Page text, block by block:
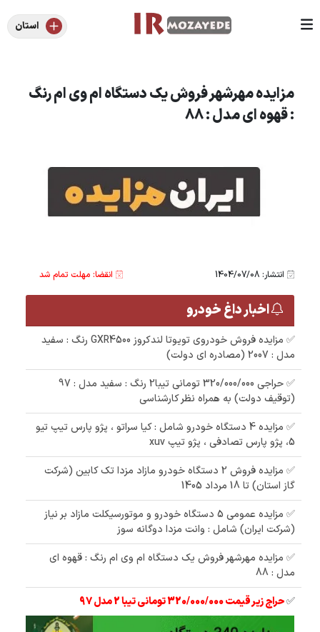
استان
مزایده مهرشهر فروش یک دستگاه ام وی ام رنگ
: قهوه ای مدل : 88
انتشار: 1404/07/08 انقضا: مهلت تمام شد
اخبار داغ خودرو
✅ مزایده فروش خودروی تویوتا لندکروز GXR4500 رنگ : سفید
مدل : 2007 (مصادره ای دولت)
✅ حراجی 320/000/000 تومانی تیبا2 رنگ : سفید مدل : 97
(توقیف دولت) به همراه نظر کارشناسی
✅ مزایده 4 دستگاه خودرو شامل : کیا سراتو ، پژو پارس تیپ تیو
5، پژو پارس تصادفی ، پژو تیپ xuv
✅ مزایده فروش 2 دستگاه خودرو مازاد مزدا تک کابین (شرکت
گاز استان) تا 18 مرداد 1405
✅ مزایده عمومی 5 دستگاه خودرو و موتورسیکلت مازاد بر نیاز
(شرکت ایران) شامل : وانت مزدا دوگانه سوز
✅ مزایده مهرشهر فروش یک دستگاه ام وی ام رنگ : قهوه ای
مدل : 88
✅حراج زیر قیمت 320/000/000 تومانی تیبا 2 مدل 97